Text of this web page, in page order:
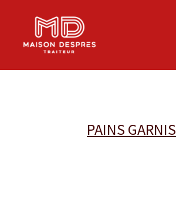
contenu
PAINS GARNIS